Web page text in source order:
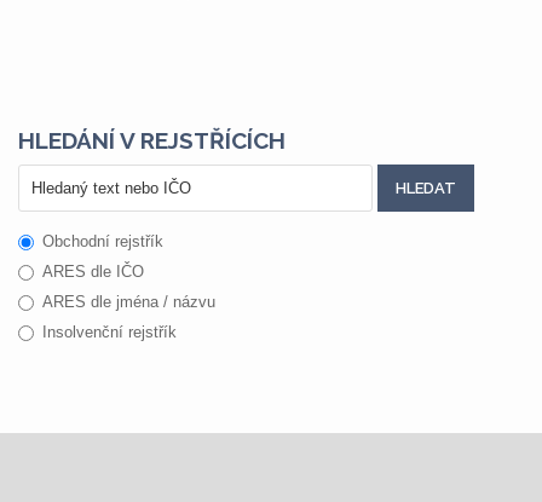
HLEDÁNÍ V REJSTŘÍCÍCH
Obchodní rejstřík
ARES dle IČO
ARES dle jména / názvu
Insolvenční rejstřík